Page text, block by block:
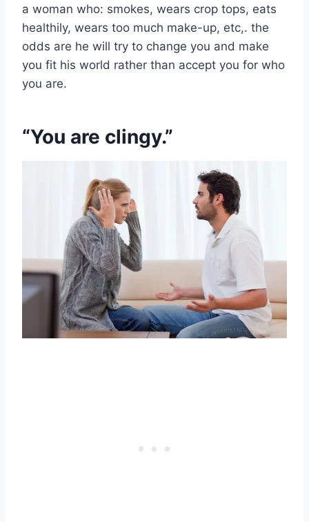
a woman who: smokes, wears crop tops, eats
healthily, wears too much make-up, etc,. the
odds are he will try to change you and make
you fit his world rather than accept you for who
you are.
“You are clingy.”